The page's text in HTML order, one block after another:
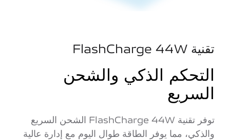
تقنية FlashCharge 44W
التحكم الذكي والشحن
السريع
توفر تقنية FlashCharge 44W الشحن السريع
والذكي، مما يوفر الطاقة طوال اليوم مع إدارة عالية